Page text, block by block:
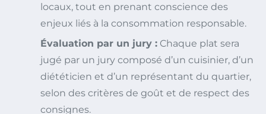
locaux, tout en prenant conscience des
enjeux liés à la consommation responsable.
Évaluation par un jury : Chaque plat sera
jugé par un jury composé d’un cuisinier, d’un
diététicien et d’un représentant du quartier,
selon des critères de goût et de respect des
consignes.